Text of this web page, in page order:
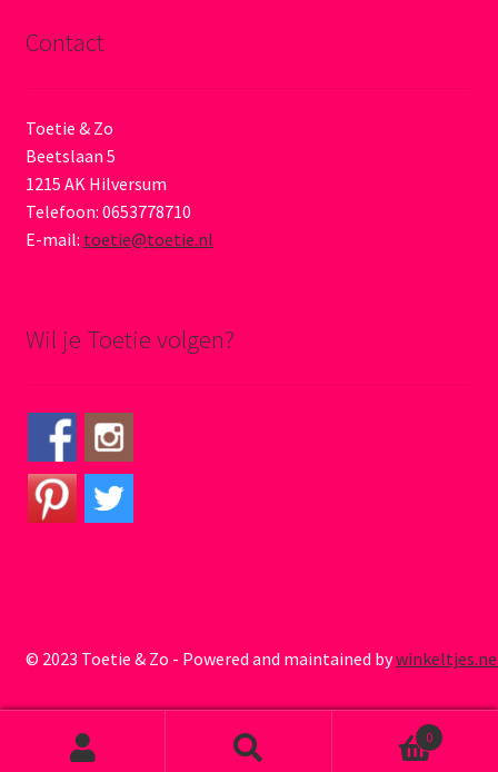
Contact
Toetie & Zo
Beetslaan 5
1215 AK Hilversum
Telefoon: 0653778710
E-mail: toetie@toetie.nl
Wil je Toetie volgen?
© 2023 Toetie & Zo - Powered and maintained by
Zoeken naar:
0